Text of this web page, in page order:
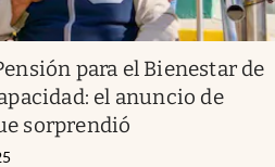
para el Bienestar de
el anuncio de
sorprendió